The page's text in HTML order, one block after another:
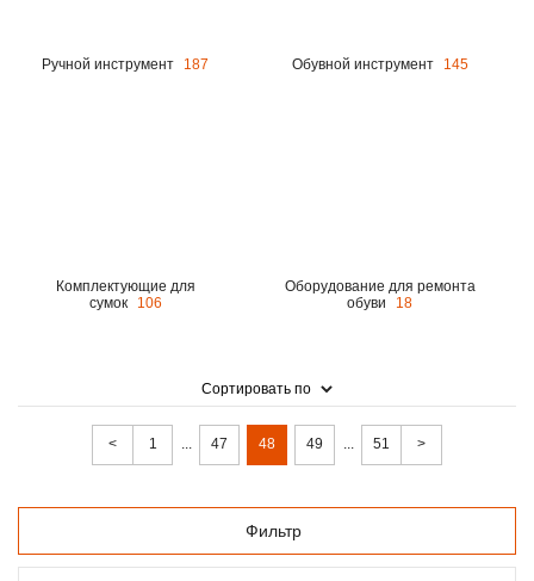
Ручной инструмент 187 Обувной инструмент 145
Комплектующие для
сумок
106
Оборудование для ремонта
обуви
18
Сортировать по
< 1 ... 47 48 49 ... 51 >
Фильтр